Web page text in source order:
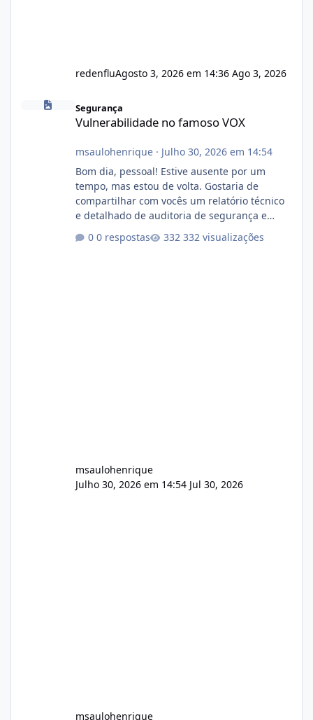
redenfluAgosto 3, 2026 em 14:36 Ago 3, 2026
Segurança
Vulnerabilidade no famoso VOX
msaulohenrique· Julho 30, 2026 em 14:54
Bom dia, pessoal! Estive ausente por um
tempo, mas estou de volta. Gostaria de
compartilhar com vocês um relatório técnico
e detalhado de auditoria de segurança e
atualmente em circulação e comercialização
0 respostas 332 visualizações
msaulohenrique
Julho 30, 2026 em 14:54 Jul 30, 2026
msaulohenrique